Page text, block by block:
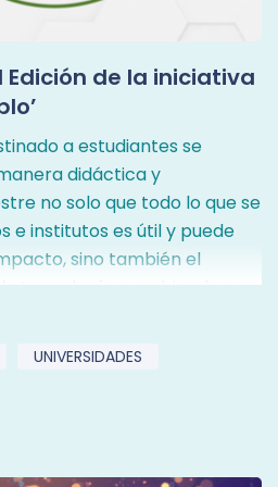
Edición de la iniciativa
a estudiantes se
didáctica y
no solo que todo lo que se
e institutos es útil y puede
sino también el
tecnología, combinada con
nuestras vidas.
es que las futuras
tecnologías que ya
UNIVERSIDADES